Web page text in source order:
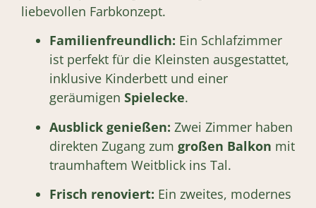
liebevollen Farbkonzept.
Familienfreundlich: Ein Schlafzimmer
ist perfekt für die Kleinsten ausgestattet,
inklusive Kinderbett und einer
geräumigen Spielecke.
Ausblick genießen: Zwei Zimmer haben
direkten Zugang zum großen Balkon mit
traumhaftem Weitblick ins Tal.
Frisch renoviert: Ein zweites, modernes